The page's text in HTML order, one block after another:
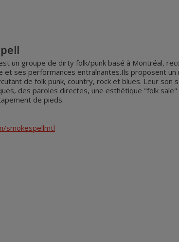
un groupe de dirty folk/punk basé à Montréal,
et ses performances entraînantes.Ils proposent un
de folk punk, country, rock et blues. Leur son
des paroles directes, une esthétique "folk sale"
de pieds.
smokespellmtl